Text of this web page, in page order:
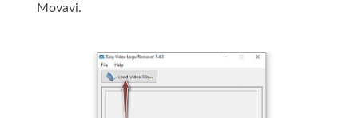
Movavi.